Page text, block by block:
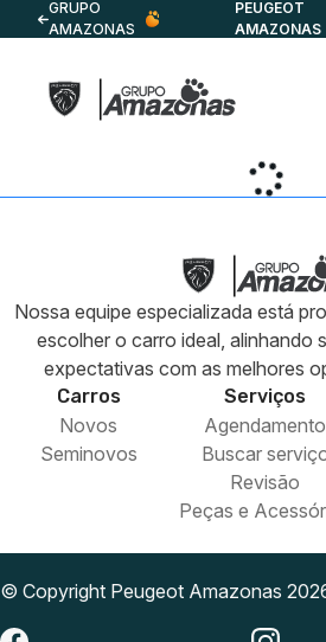
GRUPO
AMAZONAS
PEUGEOT
AMAZONAS
Nossa equipe especializada está
escolher o carro ideal, alinhando
expectativas com as melhores
Carros
Novos
Seminovos
Serviços
Agendamento
Buscar
Revisão
Peças e
© Copyright Peugeot Amazonas